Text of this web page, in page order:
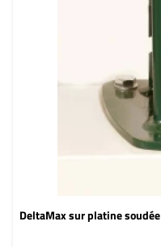
DeltaMax sur platine soudée